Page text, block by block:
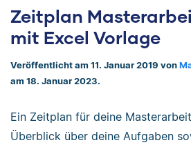
Zeitplan
mit Excel Vorlage
Veröffentlicht am 11. Januar 2019 von
am 18. Januar 2023.
Ein Zeitplan für deine
Überblick über deine Aufgaben